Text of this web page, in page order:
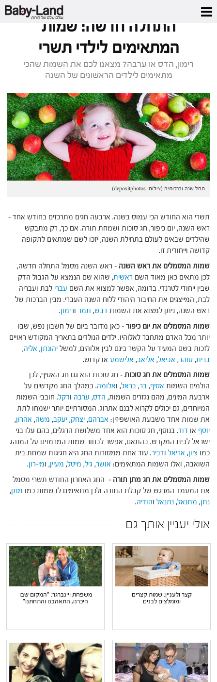
דף הבית התחלה חדשה: שמות המתאימים לילדי תשרי
התחלה חדשה: שמות
המתאימים לילדי תשרי
רימון, הדס או ערבה? מצאנו לכם את השמות שהכי
מתאימים לילדים הראשונים של השנה
תחל שנה וברכותיה (צילום: depositphotos)
תשרי הוא החודש הכי עמוס בשנה. ארבעה חגים מתרכזים בחודש אחד –
ראש השנה, יום כיפור, חג סוכות ושמחת תורה. אם כך, רק מתבקש
שהילדים שבאים לעולם בתחילת השנה, יזכו לשם שמתאים לתקופה
קדושה וייחודית זו.
שמות המסמלים את ראש השנה – ראש השנה מסמל התחלה חדשה,
לכן מתאים כאן מאוד השם ראשית, שהוא שם הנמצא על הגבול הדק
שבין ייחודי לטרנדי. בדומה, אפשר למצוא את השם עברי לבת ועבריה
לבת, המייצגים את החיבור היהודי ללוח השנה העברי. מבין הברכות של
ראש השנה, ניתן למצוא את השמות דבש, תמר ורימון.
שמות המסמלים את יום כיפור – כאן מדובר ביום של חשבון נפש, שבו
יותר מכל האדם מתחבר לאלוהיו. ילדים הנולדים בתאריך המקודש ראויים
לזכות בשם המעיד על הקשר בינם לבין אלוהים, למשל יהונתן, אליה,
ברית, טוהר, אביאל, אליאב, אלישמע או קדוש.
שמות המסמלים את חג סוכות – חג סוכות הוא גם חג האסיף, לכן
הולמים השמות אסיף, בר, בראל, ואלומה. במהלך החג מקדשים על
ארבעת המינים, מהם נגזרים השמות, הדס, ערבה ודקל. חובבי השמות
המיוחדים, גם יכולים לקרוא לבנם אתרוג. המסורתיים יותר ישמחו לתת
את שמות אחד משבעת האושפיזין: אברהם, יצחק, יעקב, משה, אהרון,
יוסף או דוד. בנוסף, חג סוכות הוא אחד משלושת הרגלים, בהם עלו בני
ישראל לבית המקדש. בהתאם, אפשר לבחור שמות המרמזים על המנהג
כמו ציון, אריאל ודביר. עוד אחת ממסורות החג היא חגיגות שמחת בית
השואבה, ואלו השמות המתאימים: אושר, גיל, מיטל, מעיין, ומי-רון.
שמות המסמלים את חג מתן תורה – החג האחרון החודש תשרי מסמל
את המעמד המרגש של קבלת התורה ולכן מתאימים לו שמות כמו מתן,
נתן, מתנאל, נתנאל והודיה.
אולי יעניין אותך גם
קצר ולעניין: שמות קצרים
ומומלצים לבנים
משפחת ויינברגר: "המקום שבו
היכרנו, התאהבנו והתחתנו"